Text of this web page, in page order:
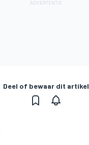
Deel of bewaar dit artikel